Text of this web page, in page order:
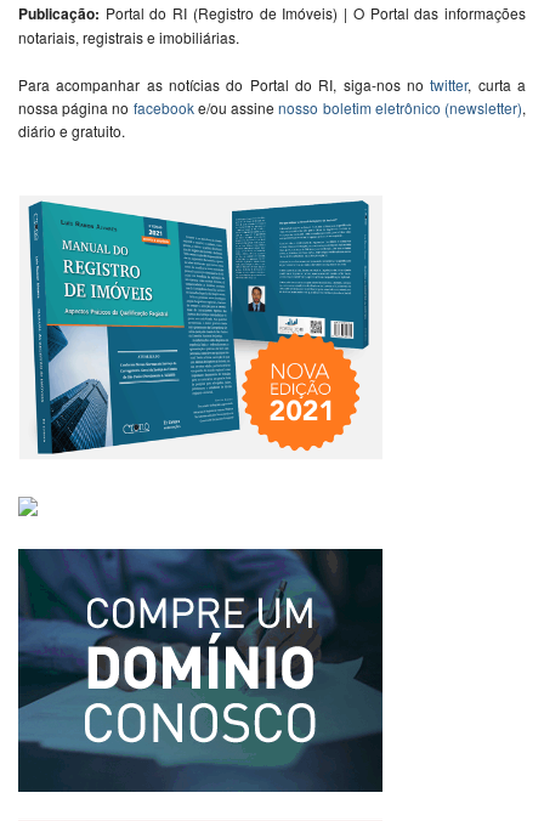
Publicação: Portal do RI (Registro de Imóveis) | O Portal das informações
notariais, registrais e imobiliárias.
Para acompanhar as notícias do Portal do RI, siga-nos notwitter, curta a
nossa página no facebooke/ou assinenosso boletim eletrônico (newsletter),
diário e gratuito.